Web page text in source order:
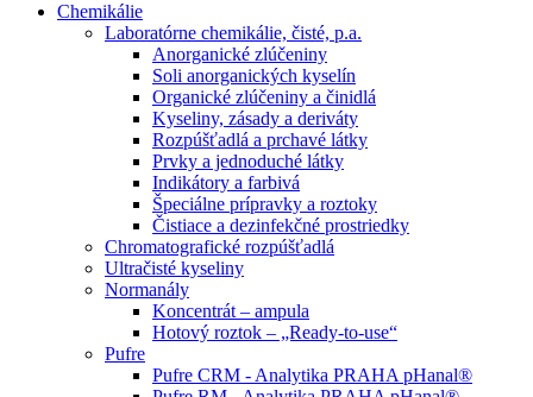
Chemikálie
Laboratórne chemikálie, čisté, p.a.
Anorganické zlúčeniny
Soli anorganických kyselín
Organické zlúčeniny a činidlá
Kyseliny, zásady a deriváty
Rozpúšťadlá a prchavé látky
Prvky a jednoduché látky
Indikátory a farbivá
Špeciálne prípravky a roztoky
Čistiace a dezinfekčné prostriedky
Chromatografické rozpúšťadlá
Ultračisté kyseliny
Normanály
Koncentrát – ampula
Hotový roztok – „Ready-to-use“
Pufre
Pufre CRM - Analytika PRAHA pHanal®